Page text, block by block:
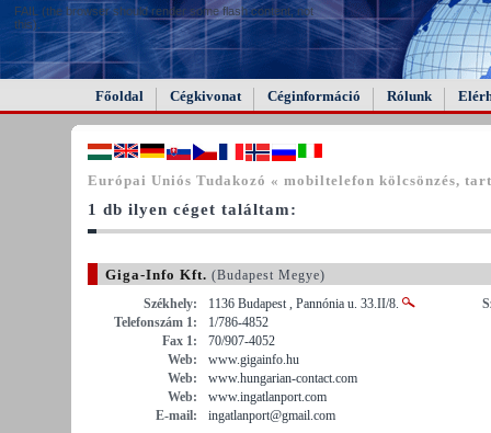
FAIL (the browser should render some flash content, not
this).
Főoldal Cégkivonat Céginformáció Rólunk
Európai Uniós Tudakozó « mobiltelefon kölcsönzés,
1 db ilyen céget találtam:
Giga-Info Kft. (Budapest Megye)
Székhely:
1136 Budapest , Pannónia u. 33.II/8.
Telefonszám 1:
1/786-4852
Fax 1:
70/907-4052
Web:
www.gigainfo.hu
Web:
www.hungarian-contact.com
Web:
www.ingatlanport.com
E-mail:
ingatlanport@gmail.com